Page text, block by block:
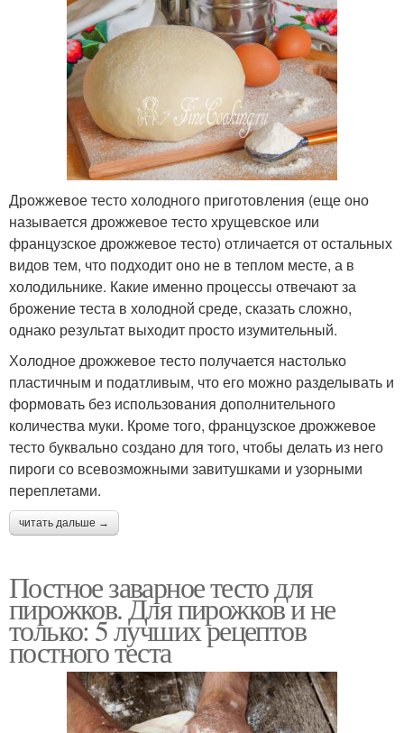
Дрожжевое тесто холодного приготовления (еще оно
называется дрожжевое тесто хрущевское или
французское дрожжевое тесто) отличается от остальных
видов тем, что подходит оно не в теплом месте, а в
холодильнике. Какие именно процессы отвечают за
брожение теста в холодной среде, сказать сложно,
однако результат выходит просто изумительный.
Холодное дрожжевое тесто получается настолько
пластичным и податливым, что его можно разделывать и
формовать без использования дополнительного
количества муки. Кроме того, французское дрожжевое
тесто буквально создано для того, чтобы делать из него
пироги со всевозможными завитушками и узорными
переплетами.
читать дальше →
Постное заварное тесто для
пирожков. Для пирожков и не
только: 5 лучших рецептов
постного теста